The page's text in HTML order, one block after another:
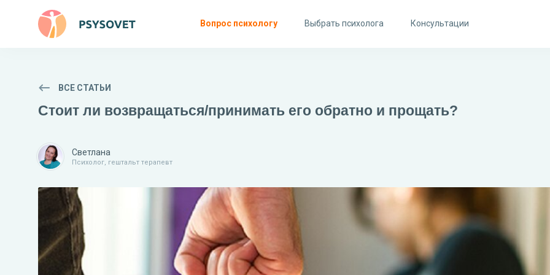
Вопрос психологу Выбрать психолога Консультации
ВСЕ СТАТЬИ
Стоит ли возвращаться/принимать его обратно и прощать?
Светлана
Психолог, гештальт терапевт